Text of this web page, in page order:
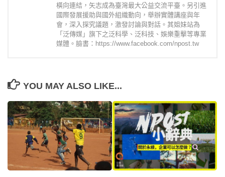
橫向連結，矢志成為臺灣最大公益交流平臺。另引進
國際發展援助與國外組織動向，舉辦實體講座與年
會，深入探究議題，激發討論與對話。其姐妹站為
「泛傳媒」旗下之泛科學、泛科技、娛樂重擊等專業
媒體。臉書：https://www.facebook.com/npost.tw
YOU MAY ALSO LIKE...